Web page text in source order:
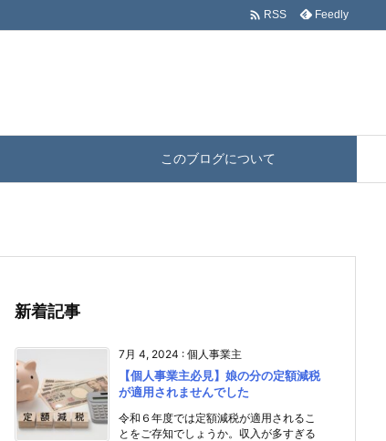
このブログについて
 RSS Feedly
新着記事
7月 4, 2024 : 個人事業主
【個人事業主必見】娘の分の定額減税
が適用されませんでした
令和６年度では定額減税が適用されるこ
とをご存知でしょうか。収入が多すぎる